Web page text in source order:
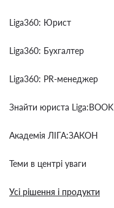
Liga360: Юрист
Liga360: Бухгалтер
Liga360: PR-менеджер
Знайти юриста Liga:BOOK
Академія ЛІГА:ЗАКОН
Теми в центрі уваги
Усі рішення і продукти